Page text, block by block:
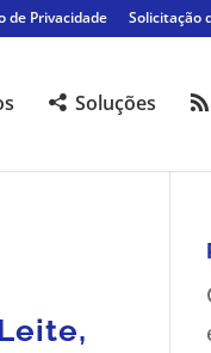
de Privacidade Solicitação
Soluções